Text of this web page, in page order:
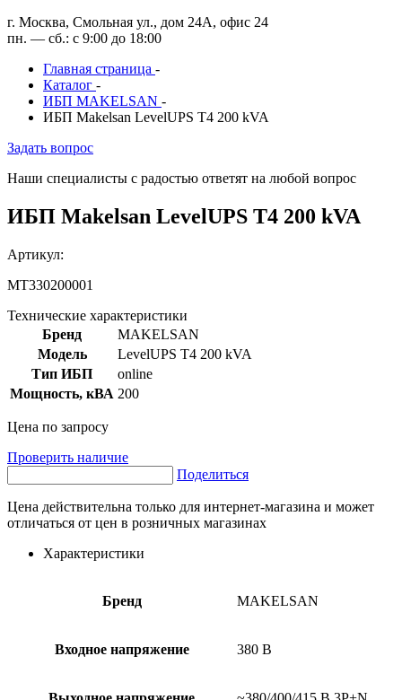
г. Москва, Смольная ул., дом 24А, офис 24
пн. — сб.: с 9:00 до 18:00
Главная страница -
Каталог -
ИБП MAKELSAN -
ИБП Makelsan LevelUPS T4 200 kVA
Задать вопрос
Наши специалисты с радостью ответят на любой вопрос
ИБП Makelsan LevelUPS T4 200 kVA
Артикул:
MT330200001
Технические характеристики
Бренд
MAKELSAN
Модель
LevelUPS T4 200 kVA
Тип ИБП
online
Мощность, кВА 200
Цена по запросу
Проверить наличие
Поделиться
Цена действительна только для интернет-магазина и может
отличаться от цен в розничных магазинах
Характеристики
Бренд MAKELSAN
Входное напряжение 380 В